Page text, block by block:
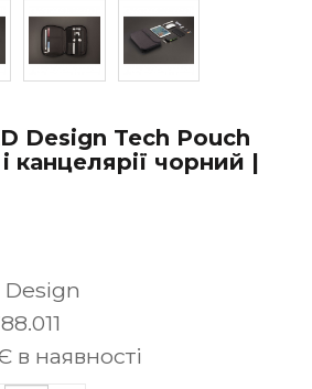
Design Tech Pouch
канцелярії чорний |
Design
в наявності